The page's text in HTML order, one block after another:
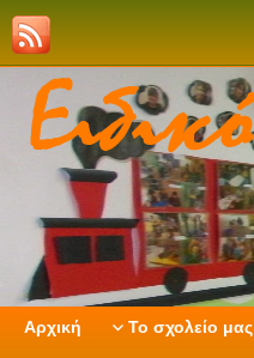
Αρχική Το σχολείο μας